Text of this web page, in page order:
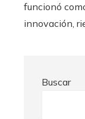
funcionó
innovación,
Buscar